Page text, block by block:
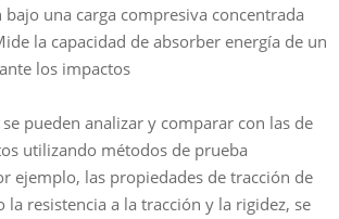
una carga compresiva concentrada
la capacidad de absorber energía de un
los impactos
pueden analizar y comparar con las de
utilizando métodos de prueba
ejemplo, las propiedades de tracción de
la resistencia a la tracción y la rigidez, se